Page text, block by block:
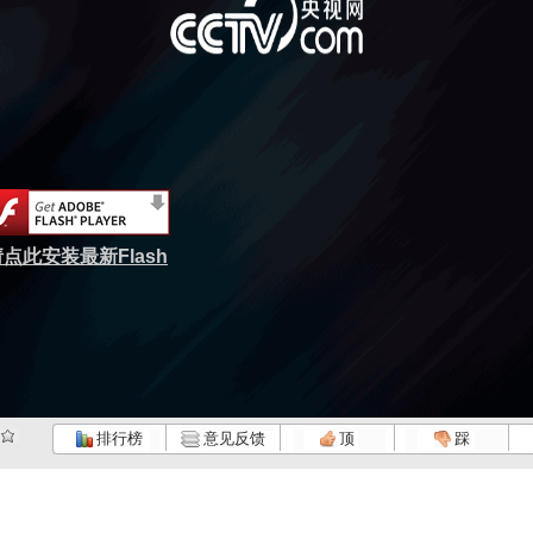
点此安装最新Flash
排行榜 意见反馈 顶 踩